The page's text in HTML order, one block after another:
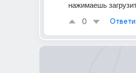
нажимаешь
0